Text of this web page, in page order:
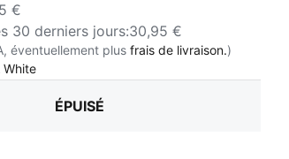
€
30 derniers jours:30,95 €
éventuellement plusfrais de livraison.)
White:
ÉPUISÉ